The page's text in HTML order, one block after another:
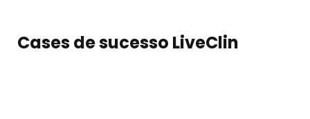
Cases de sucesso LiveClin